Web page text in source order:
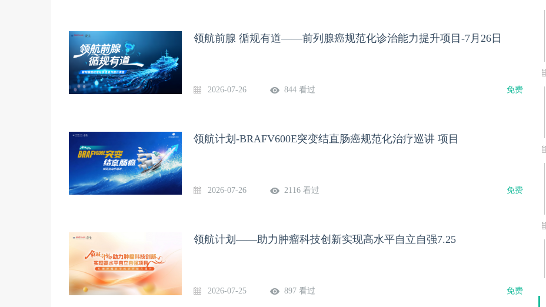
领航前腺 循规有道——前列腺癌规范化诊治能力提升项目-7月26日
2026-07-26 844 看过 免费
领航计划-BRAFV600E突变结直肠癌规范化治疗巡讲 项目
2026-07-26 2116 看过 免费
领航计划——助力肿瘤科技创新实现高水平自立自强7.25
2026-07-25 897 看过 免费